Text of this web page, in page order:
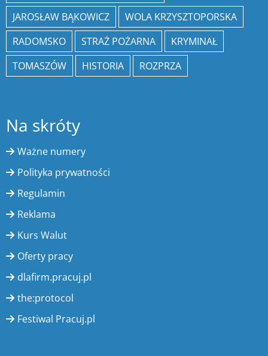
JAROSŁAW BĄKOWICZ
WOLA KRZYSZTOPORSKA
RADOMSKO
STRAŻ POŻARNA
KRYMINAŁ
TOMASZÓW
HISTORIA ROZPRZA
Na skróty
Ważne numery
Polityka prywatności
Regulamin
Reklama
Kurs Walut
Oferty pracy
dlafirm.pracuj.pl
the:protocol
Festiwal Pracuj.pl